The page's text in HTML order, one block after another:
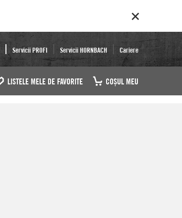
Servicii PROFI Servicii HORNBACH Cariere
LISTELE MELE DE FAVORITE COŞUL MEU